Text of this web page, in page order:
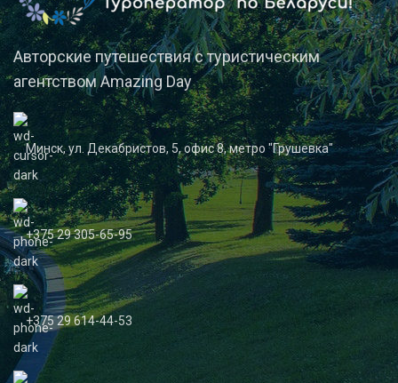
Авторские путешествия с туристическим
агентством Amazing Day
Минск, ул. Декабристов, 5, офис 8, метро "Грушевка"
+375 29 305-65-95
+375 29 614-44-53